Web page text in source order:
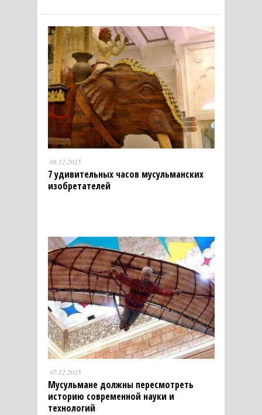
08.12.2015
7 удивительных часов мусульманских
изобретателей
07.12.2015
Мусульмане должны пересмотреть
историю современной науки и
технологий